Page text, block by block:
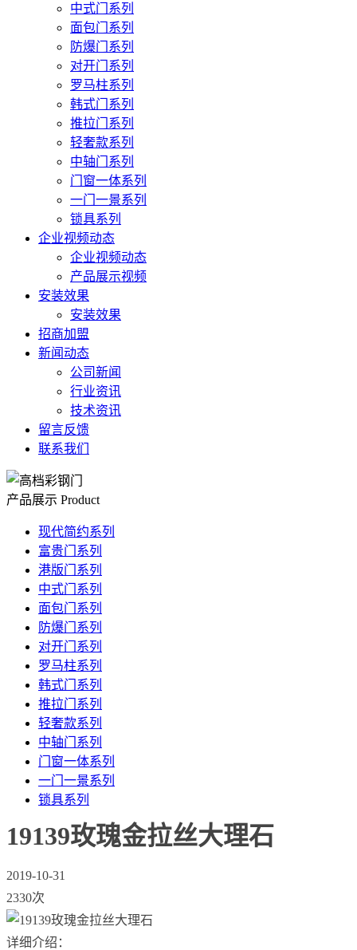
中式门系列
面包门系列
防爆门系列
对开门系列
罗马柱系列
韩式门系列
推拉门系列
轻奢款系列
中轴门系列
门窗一体系列
一门一景系列
锁具系列
企业视频动态
企业视频动态
产品展示视频
安装效果
安装效果
招商加盟
新闻动态
公司新闻
行业资讯
技术资讯
留言反馈
联系我们
产品展示 Product
现代简约系列
富贵门系列
港版门系列
中式门系列
面包门系列
防爆门系列
对开门系列
罗马柱系列
韩式门系列
推拉门系列
轻奢款系列
中轴门系列
门窗一体系列
一门一景系列
锁具系列
19139玫瑰金拉丝大理石
2019-10-31
2330次
详细介绍：